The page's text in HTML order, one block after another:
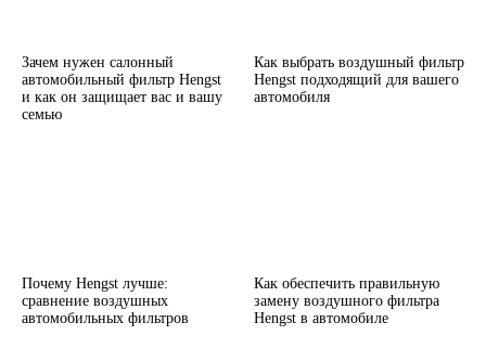
Зачем нужен салонный
автомобильный фильтр Hengst
и как он защищает вас и вашу
семью
Как выбрать воздушный фильтр
Hengst подходящий для вашего
автомобиля
Почему Hengst лучше:
сравнение воздушных
автомобильных фильтров
Как обеспечить правильную
замену воздушного фильтра
Hengst в автомобиле